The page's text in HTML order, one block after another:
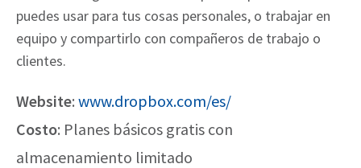
puedes usar para tus cosas personales, o trabajar en
equipo y compartirlo con compañeros de trabajo o
clientes.
Website: www.dropbox.com/es/
Costo: Planes básicos gratis con
almacenamiento limitado